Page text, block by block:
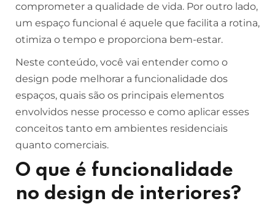
comprometer a qualidade de vida. Por outro lado,
um espaço funcional é aquele que facilita a rotina,
otimiza o tempo e proporciona bem-estar.
Neste conteúdo, você vai entender como o
design pode melhorar a funcionalidade dos
espaços, quais são os principais elementos
envolvidos nesse processo e como aplicar esses
conceitos tanto em ambientes residenciais
quanto comerciais.
O que é funcionalidade
no design de interiores?